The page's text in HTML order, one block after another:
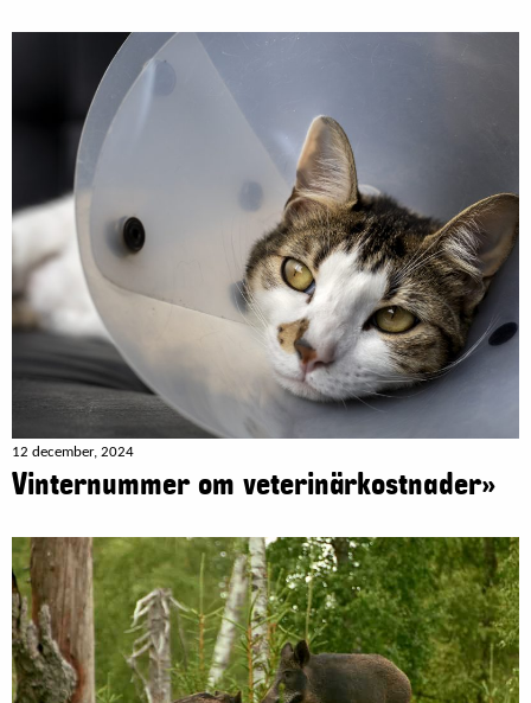
12 december, 2024
Vinternummer om veterinärkostnader»